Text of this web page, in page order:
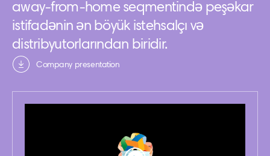
away-from-home seqmentində peşəkar
istifadənin ən böyük istehsalçı və
distribyutorlarından biridir.
Company presentation